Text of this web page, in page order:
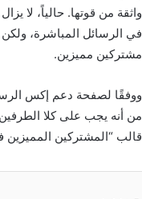
واثقة من قوتها. حالياً، لا
في الرسائل المباشرة،
مشتركين مميزين.
ووفقًا لصفحة دعم إكس
من أنه يجب على كلا
قالب “المشتركين